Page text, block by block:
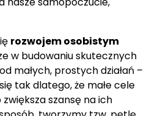
rozwojem osobistym
w budowaniu skutecznych
małych, prostych działań –
tak dlatego, że małe cele
szansę na ich